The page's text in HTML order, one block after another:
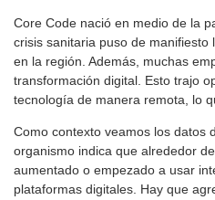
Core Code nació en medio de la
crisis sanitaria puso de manifiesto
en la región. Además, muchas
transformación digital. Esto trajo
tecnología de manera remota, lo
Como contexto veamos los datos
organismo indica que alrededor
aumentado o empezado a usar
plataformas digitales. Hay que